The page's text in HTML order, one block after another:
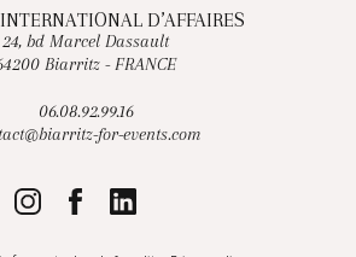
D’AFFAIRES
24, bd Marcel Dassault
Biarritz - FRANCE
06.08.92.99.16
for-events.com